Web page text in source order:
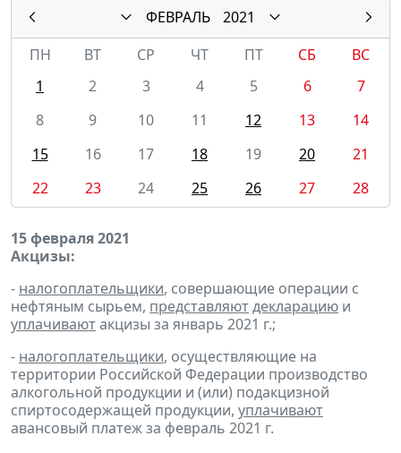
ФЕВРАЛЬ
2021
ПН
ВТ СР ЧТ ПТ СБ
ВС
1
2 3 4 5 6
7
8
9 10 11 12 13
14
15
16 17 18 19 20
21
22
23 24 25 26 27 28
15 февраля 2021
Акцизы:
- налогоплательщики, совершающие операции с
нефтяным сырьем, представляютдекларацию и
уплачиваютакцизы за январь 2021 г.;
- налогоплательщики, осуществляющие на
территории Российской Федерации производство
алкогольной продукции и (или) подакцизной
спиртосодержащей продукции, уплачивают
авансовый платеж за февраль 2021 г.